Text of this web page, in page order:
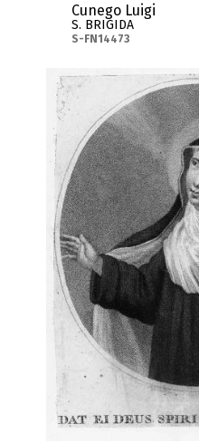
Cunego Luigi
S. BRIGIDA
S-FN14473